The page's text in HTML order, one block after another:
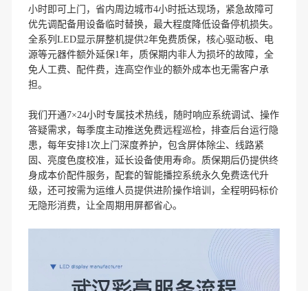
小时即可上门，省内周边城市4小时抵达现场，紧急故障可
优先调配备用设备临时替换，最大程度降低设备停机损失。
全系列LED显示屏整机提供2年免费质保，核心驱动板、电
源等元器件额外延保1年，质保期内非人为损坏的故障，全
免人工费、配件费，连高空作业的额外成本也无需客户承
担。
我们开通7×24小时专属技术热线，随时响应系统调试、操作
答疑需求，每季度主动推送免费远程巡检，排查后台运行隐
患，每年安排1次上门深度养护，包含屏体除尘、线路紧
固、亮度色度校准，延长设备使用寿命。质保期后仍提供终
身成本价配件服务，配套的智能播控系统永久免费迭代升
级，还可按需为运维人员提供进阶操作培训，全程明码标价
无隐形消费，让全周期用屏都省心。